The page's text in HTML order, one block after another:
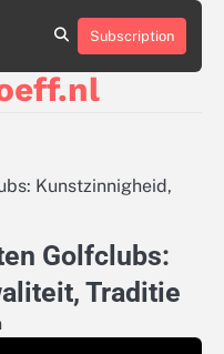
About
Contact
Cookie
Privacy
Sitemap
Terms
Conditions
Subscription
Kunstzinnigheid,
Golfclubs:
Traditie